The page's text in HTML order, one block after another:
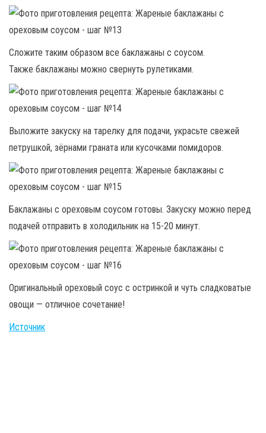
Сложите таким образом все баклажаны с соусом.
Также баклажаны можно свернуть рулетиками.
Выложите закуску на тарелку для подачи, украсьте свежей
петрушкой, зёрнами граната или кусочками помидоров.
Баклажаны с ореховым соусом готовы. Закуску можно перед
подачей отправить в холодильник на 15-20 минут.
Оригинальный ореховый соус с остринкой и чуть сладковатые
овощи — отличное сочетание!
Источник